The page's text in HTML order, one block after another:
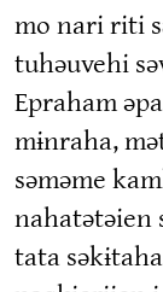
mo nari riti
tuhəuvehi
Epraham
mɨnraha,
səməme
nahatətəien
tata